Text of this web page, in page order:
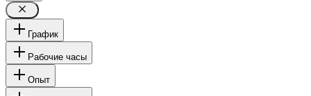
График
Рабочие часы
Опыт